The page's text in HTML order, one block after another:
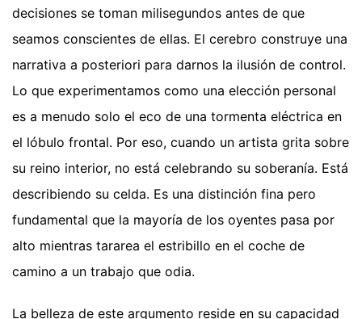
decisiones se toman milisegundos antes de que
seamos conscientes de ellas. El cerebro construye una
narrativa a posteriori para darnos la ilusión de control.
Lo que experimentamos como una elección personal
es a menudo solo el eco de una tormenta eléctrica en
el lóbulo frontal. Por eso, cuando un artista grita sobre
su reino interior, no está celebrando su soberanía. Está
describiendo su celda. Es una distinción fina pero
fundamental que la mayoría de los oyentes pasa por
alto mientras tararea el estribillo en el coche de
camino a un trabajo que odia.
La belleza de este argumento reside en su capacidad